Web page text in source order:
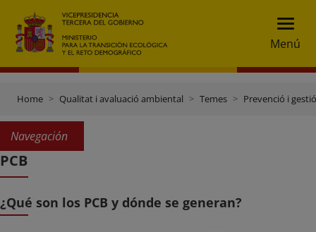
Menú
Home Qualitat i avaluació ambiental Temes Prevenció i
Navegación
PCB
¿Qué son los PCB y dónde se generan?